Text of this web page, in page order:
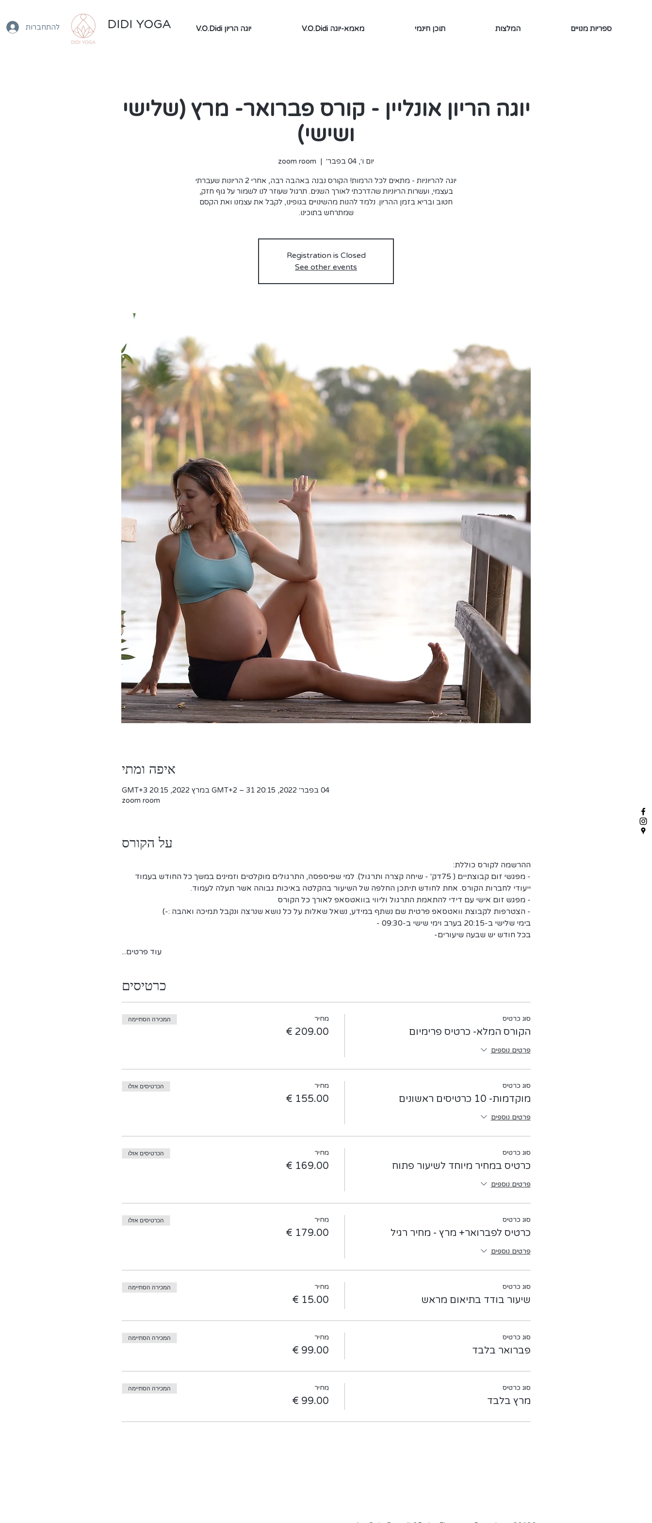
להתחברות DIDI YOGA V.O.Didi יוגה הריון V.O.Didi מאמא-יוגה תוכן חינמי המלצות ספריות מנויים
יוגה הריון אונליין - קורס פברואר- מרץ (שלישי
ושישי)
יום ו׳, 04 בפבר׳
  |
zoom room
יוגה להריוניות - מתאים לכל הרמות! הקורס נבנה באהבה רבה, אחרי 2 הריונות שעברתי
בעצמי, ועשרות הריוניות שהדרכתי לאורך השנים. תרגול שעוזר לנו לשמור על גוף חזק,
חטוב ובריא בזמן ההריון. נלמד להנות מהשינויים בגופינו, לקבל את עצמנו ואת הקסם
שמתרחש בתוכינו.
Registration is Closed
See other events
איפה ומתי
04 בפבר׳ 2022, 20:15 GMT‎+2‎ – 31 במרץ 2022, 20:15 GMT‎+3‎
zoom room
על הקורס
ההרשמה לקורס כוללת:
- מפגשי זום קבוצתיים ( 75דק' - שיחה קצרה ותרגול). למי שפיספסה, התרגולים מוקלטים וזמינים במשך כל החודש בעמוד
ייעודי לחברות הקורס. אחת לחודש תיתכן החלפה של השיעור בהקלטה באיכות גבוהה אשר תעלה לעמוד.
- מפגש זום אישי עם דידי להתאמת התרגול וליווי בוואטסאפ לאורך כל הקורס
- הצטרפות לקבוצת וואטסאפ פרטית שם נשתף במידע, נשאל שאלות על כל נושא שנרצה ונקבל תמיכה ואהבה :-)
בימי שלישי ב-20:15 בערב וימי שישי ב-09:30 -
בכל חודש יש שבעה שיעורים-
עוד פרטים...
כרטיסים
סוג כרטיס
הקורס המלא- כרטיס פרימיום
פרטים נוספים
מחיר המכירה הסתיימה
סוג כרטיס
מוקדמות- 10 כרטיסים ראשונים
פרטים נוספים
מחיר הכרטיסים אזלו
סוג כרטיס
כרטיס במחיר מיוחד לשיעור פתוח
פרטים נוספים
מחיר הכרטיסים אזלו
סוג כרטיס
כרטיס לפברואר+ מרץ - מחיר רגיל
פרטים נוספים
מחיר הכרטיסים אזלו
סוג כרטיס
שיעור בודד בתיאום מראש
מחיר המכירה הסתיימה
סוג כרטיס
פברואר בלבד
מחיר המכירה הסתיימה
סוג כרטיס
מרץ בלבד
מחיר המכירה הסתיימה